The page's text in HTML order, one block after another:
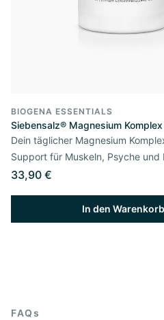
BIOGENA ESSENTIALS
Siebensalz® Magnesium Komplex
Dein täglicher Magnesium
Support für Muskeln, Psyche und
33,90 €
In den Warenkorb
FAQs